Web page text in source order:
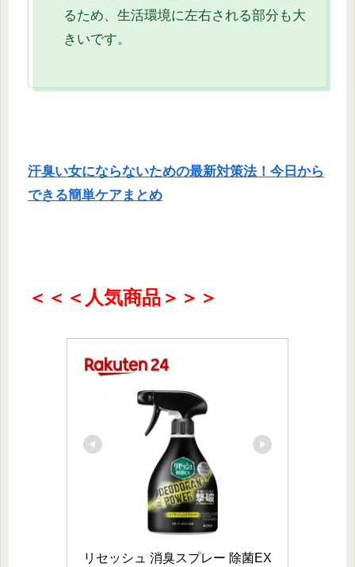
るため、生活環境に左右される部分も大
きいです。
汗臭い女にならないための最新対策法！今日から
できる簡単ケアまとめ
＜＜＜人気商品＞＞＞
リセッシュ 消臭スプレー 除菌EX